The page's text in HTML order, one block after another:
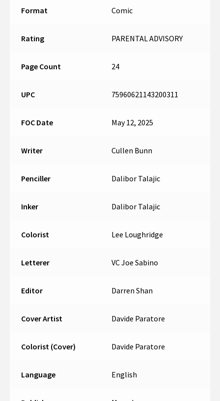
Format Comic
Rating PARENTAL ADVISORY
Page Count 24
UPC 75960621143200311
FOC Date May 12, 2025
Writer Cullen Bunn
Penciller Dalibor Talajic
Inker Dalibor Talajic
Colorist Lee Loughridge
Letterer VC Joe Sabino
Editor Darren Shan
Cover Artist Davide Paratore
Colorist (Cover) Davide Paratore
Language English